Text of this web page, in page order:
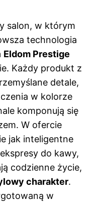
salon, w którym
technologia
Eldom Prestige
Każdy produkt z
detale,
w kolorze
komponują się
W ofercie
jak inteligentne
do kawy,
codzienne życie,
charakter.
w